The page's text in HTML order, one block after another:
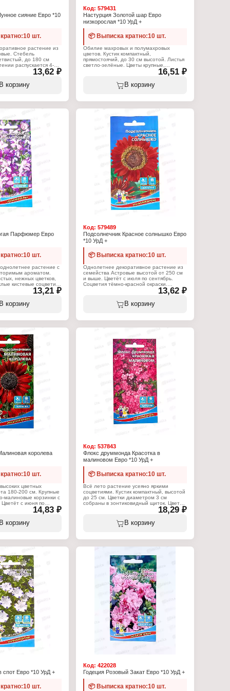
сияние Евро *10
шт.
растение из
Стебель
до 180 см
распускается 4-6
соцветий с
центром. Первым
соцветие, как
крупное, и немного
и теплолюбив,
почвой.
посевом в
апреле-мае по схеме
семечки на глубину 2-5
заморозки до -6С.
посадки в группах на
построек,
подсолнечник
для получения
Дачник
13,62 ₽
В корзину
Код:579431
Настурция Золотой шар Евро
низкорослая *10 УрД +
📦 Выписка кратно:10 шт.
Обилие махровых и полумахровых
цветов. Кустик компактный,
прямостоячий, до 30 см высотой. Листья
светло-зелёные. Цветы крупные,
махровые, золотисто-жёлтые,
расположены поверх листьев, венчики
направлены вверх. Цветёт обильно с
июля по октябрь. Растение
Семена высевают в мае
непосредственно на место, в лунки по
три семени. Глубина заделки семян - 2
см. При температуре почвы +25 C
всходы появляются на 14-20 день.
Характеристики:
Торговая марка: Уральский Дачник
Тип товара: Семена
Вид: Настурция
Сорт: "Золотой шар"
Жизненный цикл: однолетник
Упаковка: пакет Евро
16,51 ₽
В корзину
Парфюмер Евро
шт.
растение с
ароматом.
нежных цветков,
кистевые соцветия,
и ночное время
не требовательное к
а так же на
Выращивают
грунт в начале мая.
посадки вдоль
беседок, а также
мавританских газонах.
и обильного
необходим
регулярная
и подкормка
Дачник
13,21 ₽
В корзину
Код:579489
Подсолнечник Красное солнышко Евро
*10 УрД +
📦 Выписка кратно:10 шт.
Однолетнее декоративное растение из
семейства Астровые высотой от 250 см
и выше. Цветёт с июля по сентябрь.
Соцветия тёмно-красной окраски.
Засухоустойчив и теплолюбив,
предпочитает солнечные участки с
плодородной рыхлой почвой.
Выращивают прямым посевом в
диаметром 8–10 см, высаживают в
июня с расстоянием 30–40 см.
Используется для срезки и создания
живой изгороди.
Характеристики:
Торговая марка: Уральский Дачник
Тип товара: Семена
Вид: Подсолнечник
Сорт: "Красное солнышко"
Жизненный цикл: однолетник
Упаковка: пакет Евро
Количество семян: 10 шт
13,62 ₽
В корзину
королева
шт.
цветных
180-200 см. Крупные
малиновые корзинки с
с июня по
для посадки
создания
и живой изгороди,
декоративности
семена слегка
выдерживая
20-30 см. Для
возможен
в начале апреля
так как
переносят плохо.
почвы +18-25С всходы
день.
Дачник
королева"
однолетник
10 шт
14,83 ₽
В корзину
Код:537843
Флокс друммонда Красотка в
малиновом Евро *10 УрД +
📦 Выписка кратно:10 шт.
Всё лето растение усеяно яркими
соцветиями. Кустик компактный, высотой
до 25 см. Цветки диаметром 3 см
собраны в зонтиковидный щиток. Цветёт
обильно с июня по октябрь. Используют
для посадки на клумбах, рабатках,
бордюрах, для оформления каменистых
горок. Агротехника. Наибольшей
рассадные ящики, слегка присыпая
землёй. При температуре почвы +18-20
С всходы появляются через 10-20 дней.
Рассаду высаживают на постоянное
место в конце мая, выдерживая
расстояние между растениями
епосредственно в грунт в мае.
Характеристики:
Торговая марка: Уральский Дачник
Тип товара: Семена
Вид: Флокс
Вариация: друммонда
Сорт: "Красотка в малиновом"
Жизненный цикл: однолетник
Упаковка: пакет Евро
18,29 ₽
В корзину
Евро *10 УрД +
шт.
Код:422028
Годеция Розовый Закат Евро *10 УрД +
📦 Выписка кратно:10 шт.